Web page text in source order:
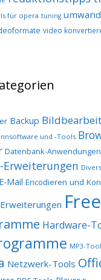
für opera tuning
video
Backup
und -Tools
Datenbank-Anwendungen
Erweiterungen
E-Mail Encodieren und
Hardware-
MP3-
Netzwerk-Tools